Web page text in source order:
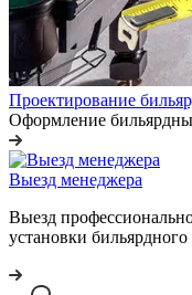
Проектирование
Оформление
Выезд менеджера
Выезд
установки